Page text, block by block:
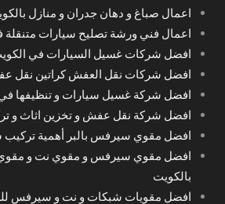
اعمال صباغ و دهان جدران و منازل
اعمال فني ورشة تصليح سيارات متنقلة
افضل شركات غسيل السيارات في
افضل شركات نقل العفش كراتين نقل
افضل شركة غسيل سيارات و تنظيفها
افضل شركة نقل عفش و تخزين اثاث و
افضل مقوي سيرفس بالبر أهمية تركيب
افضل مقوي سيرفس و مقوي نت و
بالكويت
افضل مقويات شبكات و نت و سيرفس